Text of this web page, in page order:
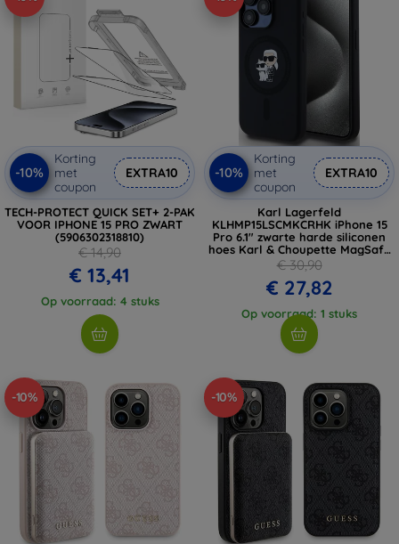
-10%
Korting
met
coupon
EXTRA10
TECH-PROTECT QUICK SET+ 2-PAK
VOOR IPHONE 15 PRO ZWART
(5906302318810)
€ 14,90
€ 13,41
Op voorraad: 4 stuks
-10%
Korting
met
coupon
EXTRA10
Karl Lagerfeld
KLHMP15LSCMKCRHK iPhone 15
Pro 6.1" zwarte harde siliconen
hoes Karl & Choupette MagSafe
(KLHMP15LSCMKCRHK)
€ 30,90
€ 27,82
Op voorraad: 1 stuks
-10% -10%